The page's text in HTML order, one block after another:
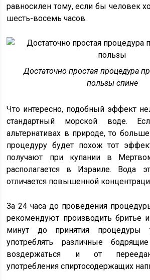
равносилен тому, если бы человек
шесть-восемь часов.
Достаточно простая процедура
пользы спине
Что интересно, подобный эффект
стандартный морской воде.
альтернативах в природе, то
процедуру будет похож тот
получают при купании в
располагается в Израиле. Вода
отличается повышенной
За 24 часа до проведения
рекомендуют производить бритье
минут до принятия процедуры
употреблять различные
воздержаться и от
употребления спиртосодержащих